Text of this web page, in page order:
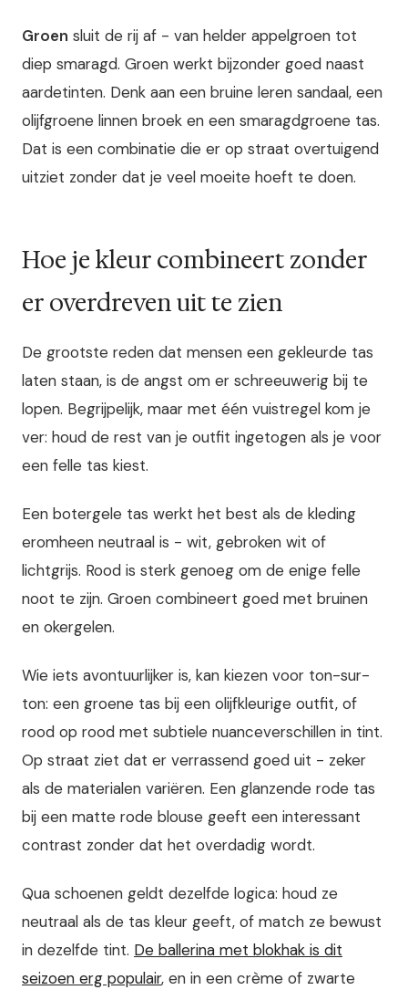
Groen sluit de rij af - van helder appelgroen tot
diep smaragd. Groen werkt bijzonder goed naast
aardetinten. Denk aan een bruine leren sandaal, een
olijfgroene linnen broek en een smaragdgroene tas.
Dat is een combinatie die er op straat overtuigend
uitziet zonder dat je veel moeite hoeft te doen.
Hoe je kleur combineert zonder
er overdreven uit te zien
De grootste reden dat mensen een gekleurde tas
laten staan, is de angst om er schreeuwerig bij te
lopen. Begrijpelijk, maar met één vuistregel kom je
ver: houd de rest van je outfit ingetogen als je voor
een felle tas kiest.
Een botergele tas werkt het best als de kleding
eromheen neutraal is - wit, gebroken wit of
lichtgrijs. Rood is sterk genoeg om de enige felle
noot te zijn. Groen combineert goed met bruinen
en okergelen.
Wie iets avontuurlijker is, kan kiezen voor ton-sur-
ton: een groene tas bij een olijfkleurige outfit, of
rood op rood met subtiele nuanceverschillen in tint.
Op straat ziet dat er verrassend goed uit - zeker
als de materialen variëren. Een glanzende rode tas
bij een matte rode blouse geeft een interessant
contrast zonder dat het overdadig wordt.
Qua schoenen geldt dezelfde logica: houd ze
neutraal als de tas kleur geeft, of match ze bewust
in dezelfde tint. De ballerina met blokhak is dit
seizoen erg populair, en in een crème of zwarte